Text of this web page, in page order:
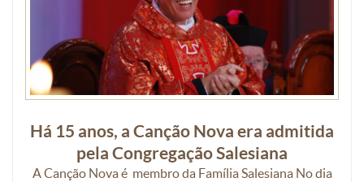
Há 15 anos, a Canção Nova era admitida
pela Congregação Salesiana
A Canção Nova é membro da Família Salesiana No dia